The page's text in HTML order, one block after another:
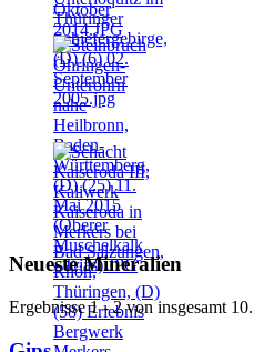
Neueste Mineralien
Ergebnisse 1 - 2 von insgesamt 10.